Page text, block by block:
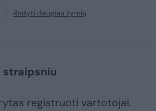
Rodyti daugiau žymių
straipsniu
registruoti vartotojai.